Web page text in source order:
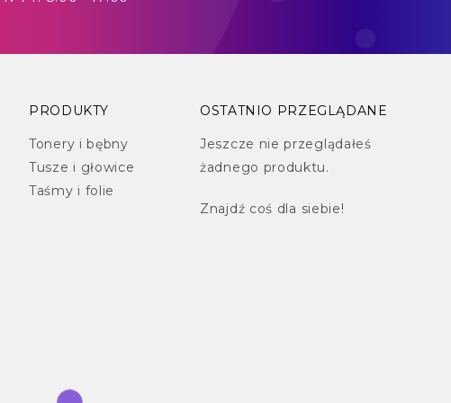
PRODUKTY
Tonery i bębny
Tusze i głowice
Taśmy i folie
OSTATNIO PRZEGLĄDANE
Jeszcze nie przeglądałeś
żadnego produktu.
Znajdź coś dla siebie!